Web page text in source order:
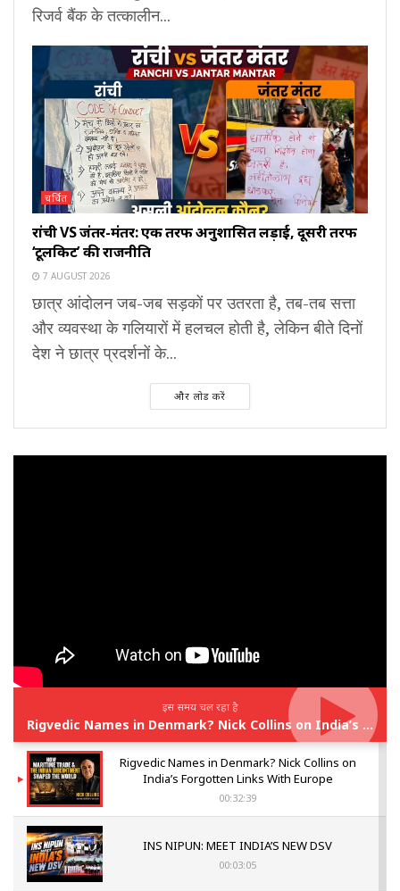
रिजर्व बैंक के तत्कालीन...
चर्चित
रांची VS जंतर-मंतर: एक तरफ अनुशासित लड़ाई, दूसरी तरफ
‘टूलकिट’ की राजनीति
7 AUGUST 2026
छात्र आंदोलन जब-जब सड़कों पर उतरता है, तब-तब सत्ता
और व्यवस्था के गलियारों में हलचल होती है, लेकिन बीते दिनों
देश ने छात्र प्रदर्शनों के...
और लोड करें
इस समय चल रहा है
Rigvedic Names in Denmark? Nick Collins on India’s Forgotten Links With Europe
Rigvedic Names in Denmark? Nick Collins on
India’s Forgotten Links With Europe
00:32:39
INS NIPUN: MEET INDIA’S NEW DSV
00:03:05